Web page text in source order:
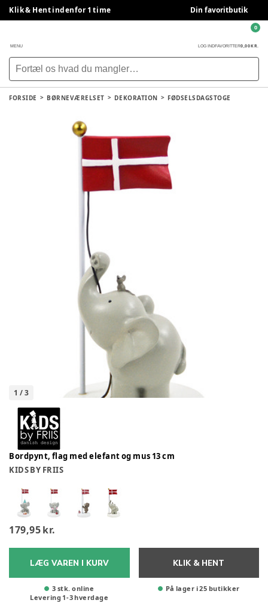
Klik & Hent indenfor 1 time Din favoritbutik
MENU LOG INDFAVORITTER0,00 KR.
0
FORSIDE BØRNEVÆRELSET DEKORATION FØDSELSDAGSTOGE
1 /3
Bordpynt, flag med elefant og mus 13 cm
KIDS BY FRIIS
179,95 kr.
LÆG VAREN I KURV
3 stk. online
Levering 1-3hverdage
KLIK & HENT
På lager i 25 butikker